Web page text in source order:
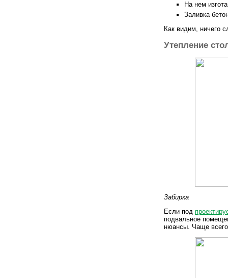
На нем
Заливка
Как видим, ничего
Утепление
Забирка
Если под
подвальное
нюансы. Чаще всего